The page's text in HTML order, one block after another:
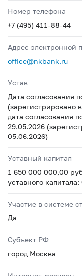
Номер телефона
+7 (495) 411-88-44
Адрес электронной
office@nkbank.ru
Устав
Дата согласования
(зарегистрировано
дата согласования
29.05.2026
05.06.2026)
Уставный капитал
1 650 000 000,00
уставного
Участие в системе
Да
Субъект РФ
город Москва